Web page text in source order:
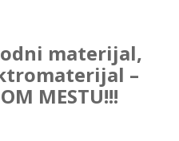
materijal,
–
MESTU!!!